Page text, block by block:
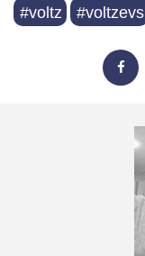
#voltz #voltzevs